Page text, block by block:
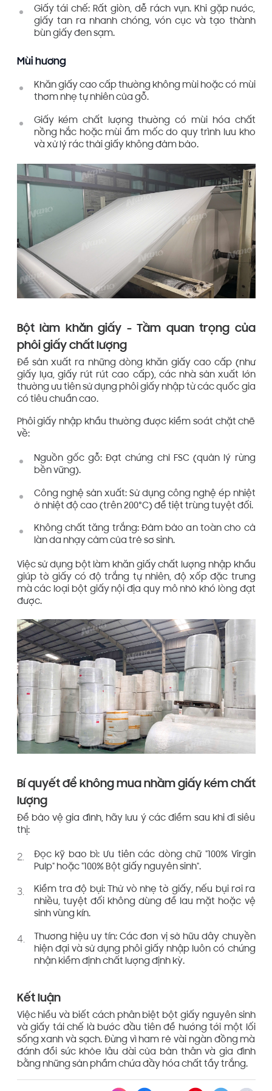
Giấy tái chế: Rất giòn, dễ rách vụn. Khi gặp nước,
giấy tan ra nhanh chóng, vón cục và tạo thành
bùn giấy đen sạm.
Mùi hương
Khăn giấy cao cấp thường không mùi hoặc có mùi
thơm nhẹ tự nhiên của gỗ.
Giấy kém chất lượng thường có mùi hóa chất
nồng hắc hoặc mùi ẩm mốc do quy trình lưu kho
và xử lý rác thải giấy không đảm bảo.
Bột làm khăn giấy - Tầm quan trọng của
phôi giấy chất lượng
Để sản xuất ra những dòng khăn giấy cao cấp (như
giấy lụa, giấy rút rút cao cấp), các nhà sản xuất lớn
thường ưu tiên sử dụng phôi giấy nhập từ các quốc gia
có tiêu chuẩn cao.
Phôi giấy nhập khẩu thường được kiểm soát chặt chẽ
về:
Nguồn gốc gỗ: Đạt chứng chỉ FSC (quản lý rừng
bền vững).
Công nghệ sản xuất: Sử dụng công nghệ ép nhiệt
ở nhiệt độ cao (trên 200°C) để tiệt trùng tuyệt đối.
Không chất tăng trắng: Đảm bảo an toàn cho cả
làn da nhạy cảm của trẻ sơ sinh.
Việc sử dụng bột làm khăn giấy chất lượng nhập khẩu
giúp tờ giấy có độ trắng tự nhiên, độ xốp đặc trưng
mà các loại bột giấy nội địa quy mô nhỏ khó lòng đạt
được.
Bí quyết để không mua nhầm giấy kém chất
lượng
Để bảo vệ gia đình, hãy lưu ý các điểm sau khi đi siêu
thị:
Đọc kỹ bao bì: Ưu tiên các dòng chữ "100% Virgin
Pulp" hoặc "100% Bột giấy nguyên sinh".
Kiểm tra độ bụi: Thử vò nhẹ tờ giấy, nếu bụi rơi ra
nhiều, tuyệt đối không dùng để lau mặt hoặc vệ
sinh vùng kín.
Thương hiệu uy tín: Các đơn vị sở hữu dây chuyền
hiện đại và sử dụng phôi giấy nhập luôn có chứng
nhận kiểm định chất lượng định kỳ.
Kết luận
Việc hiểu và biết cách phân biệt bột giấy nguyên sinh
và giấy tái chế là bước đầu tiên để hướng tới một lối
sống xanh và sạch. Đừng vì ham rẻ vài ngàn đồng mà
đánh đổi sức khỏe lâu dài của bản thân và gia đình
bằng những sản phẩm chứa đầy hóa chất tẩy trắng.